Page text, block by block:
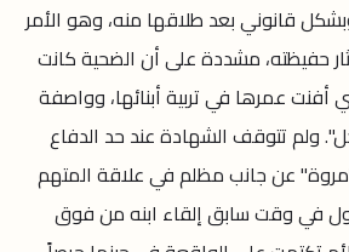
قانوني بعد طلاقها منه، وهو الأمر
حفيظته، مشددة على أن الضحية كانت
أفنت عمرها في تربية أبنائها، وواصفة
ولم تتوقف الشهادة عند حد الدفاع
عن جانب مظلم في علاقة المتهم
في وقت سابق إلقاء ابنه من فوق